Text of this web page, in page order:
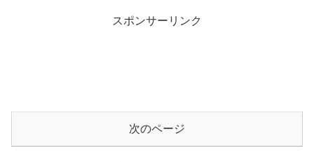
スポンサーリンク
次のページ